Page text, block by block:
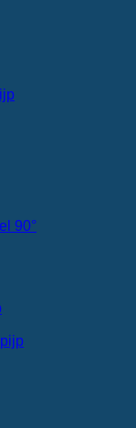
90°